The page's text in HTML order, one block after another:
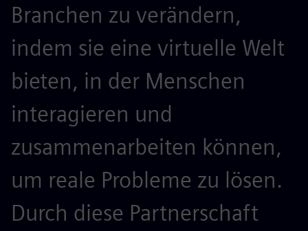
Branchen zu verändern,
indem sie eine virtuelle Welt
bieten, in der Menschen
interagieren und
zusammenarbeiten können,
um reale Probleme zu lösen.
Durch diese Partnerschaft